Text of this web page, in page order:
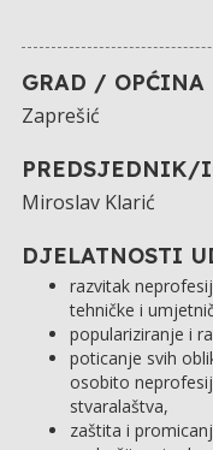
GRAD / OPĆINA
Zaprešić
PREDSJEDNIK/
Miroslav Klarić
DJELATNOSTI
razvitak
tehničke i
populariziranje i
poticanje svih
osobito
stvaralaštva,
zaštita i